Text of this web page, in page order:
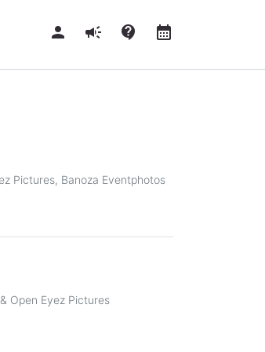
person campaign contact_support calendar_month
Pictures, Banoza Eventphotos
Open Eyez Pictures